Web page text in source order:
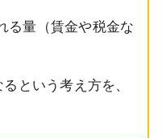
る量（賃金や税金な
という考え方を、